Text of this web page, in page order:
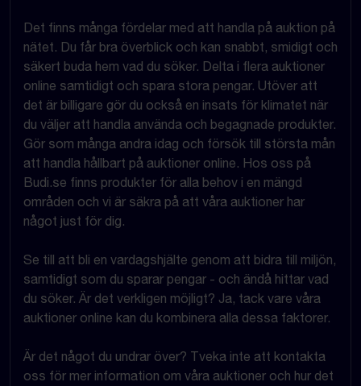
Det finns många fördelar med att handla på auktion på
nätet. Du får bra överblick och kan snabbt, smidigt och
säkert buda hem vad du söker. Delta i flera auktioner
online samtidigt och spara stora pengar. Utöver att
det är billigare gör du också en insats för klimatet när
du väljer att handla använda och begagnade produkter.
Gör som många andra idag och försök till största mån
att handla hållbart på auktioner online. Hos oss på
Budi.se finns produkter för alla behov i en mängd
områden och vi är säkra på att våra auktioner har
något just för dig.
Se till att bli en vardagshjälte genom att bidra till miljön,
samtidigt som du sparar pengar - och ändå hittar vad
du söker. Är det verkligen möjligt? Ja, tack vare våra
auktioner online kan du kombinera alla dessa faktorer.
Är det något du undrar över? Tveka inte att kontakta
oss för mer information om våra auktioner och hur det